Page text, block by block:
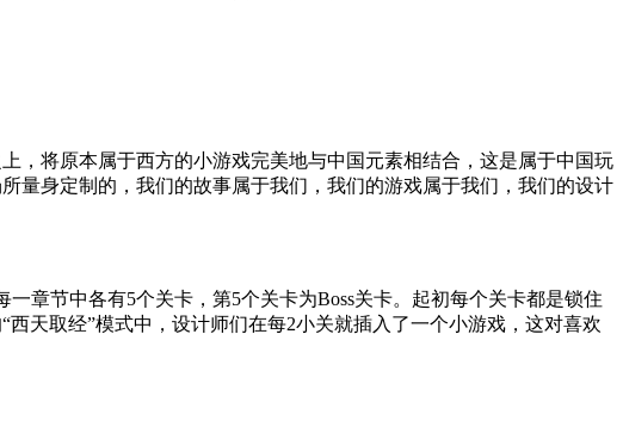
，将原本属于西方的小游戏完美地与中国元素相结合，这是属于中国玩
量身定制的，我们的故事属于我们，我们的游戏属于我们，我们的设计
章节中各有5个关卡，第5个关卡为Boss关卡。起初每个关卡都是锁住
天取经”模式中，设计师们在每2小关就插入了一个小游戏，这对喜欢